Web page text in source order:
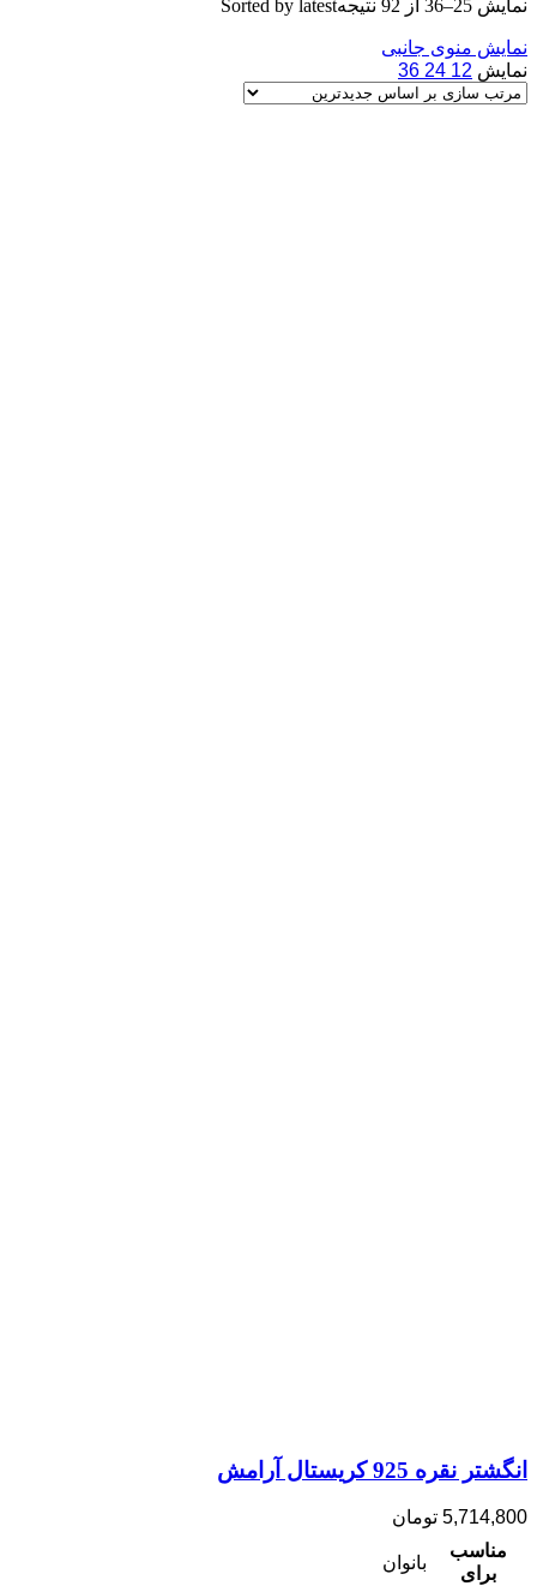
نمایش 25–36 از 92 نتیجه Sorted by latest
نمایش منوی جانبی
نمایش 12
24
36
انگشتر نقره 925 کریستال آرامش
5,714,800 تومان
مناسب
برای
بانوان